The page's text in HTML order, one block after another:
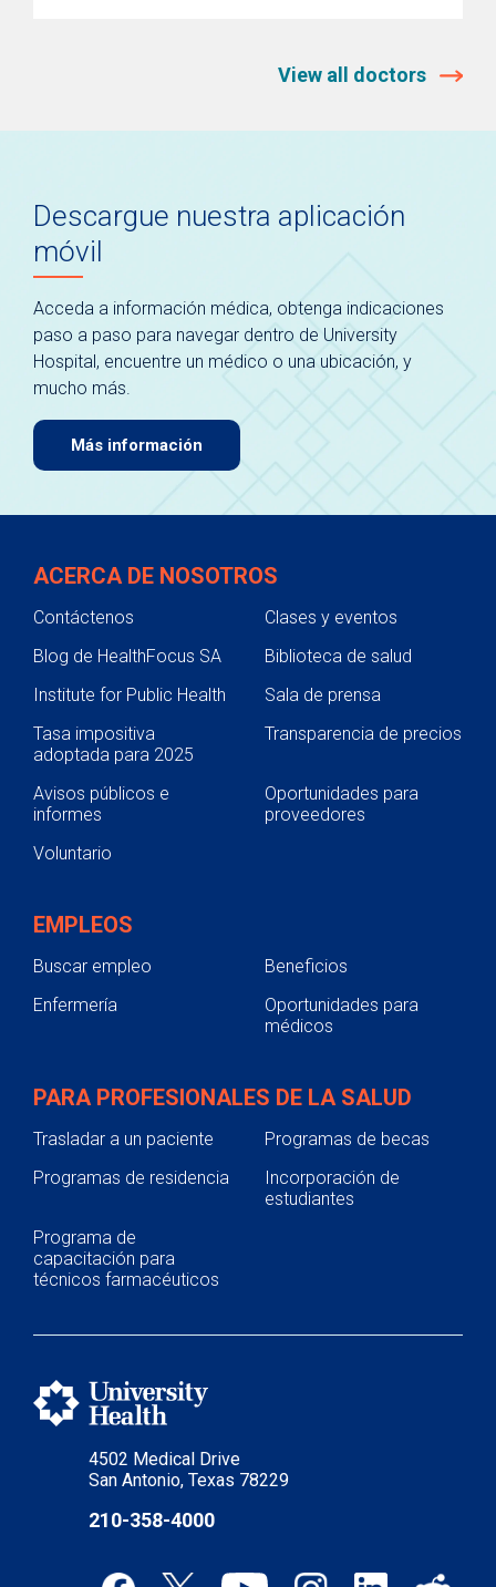
View all doctors
Descargue nuestra aplicación
móvil
Acceda a información médica, obtenga indicaciones
paso a paso para navegar dentro de University
Hospital, encuentre un médico o una ubicación, y
mucho más.
Más información
4502 Medical Drive
San Antonio, Texas 78229
210-358-4000
ACERCA DE NOSOTROS
Contáctenos
Clases y eventos
Blog de HealthFocus SA
Biblioteca de salud
Institute for Public Health
Sala de prensa
Tasa impositiva
adoptada para 2025
Transparencia de precios
Avisos públicos e
informes
Oportunidades para
proveedores
Voluntario
EMPLEOS
Buscar empleo
Beneficios
Enfermería
Oportunidades para
médicos
PARA PROFESIONALES DE LA SALUD
Trasladar a un paciente
Programas de becas
Programas de residencia
Incorporación de
estudiantes
Programa de
capacitación para
técnicos farmacéuticos